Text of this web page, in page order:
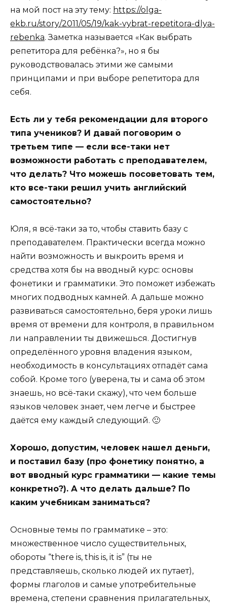
на мой пост на эту тему: https://olga-
ekb.ru/story/2011/05/19/kak-vybrat-repetitora-dlya-
rebenka. Заметка называется «Как выбрать
репетитора для ребёнка?», но я бы
руководствовалась этими же самыми
принципами и при выборе репетитора для
себя.
Есть ли у тебя рекомендации для второго
типа учеников? И давай поговорим о
третьем типе — если все-таки нет
возможности работать с преподавателем,
что делать? Что можешь посоветовать тем,
кто все-таки решил учить английский
самостоятельно?
Юля, я всё-таки за то, чтобы ставить базу с
преподавателем. Практически всегда можно
найти возможность и выкроить время и
средства хотя бы на вводный курс: основы
фонетики и грамматики. Это поможет избежать
многих подводных камней. А дальше можно
развиваться самостоятельно, беря уроки лишь
время от времени для контроля, в правильном
ли направлении ты движешься. Достигнув
определённого уровня владения языком,
необходимость в консультациях отпадёт сама
собой. Кроме того (уверена, ты и сама об этом
знаешь, но всё-таки скажу), что чем больше
языков человек знает, чем легче и быстрее
даётся ему каждый следующий. 🙂
Хорошо, допустим, человек нашел деньги,
и поставил базу (про фонетику понятно, а
вот вводный курс грамматики — какие темы
конкретно?). А что делать дальше? По
каким учебникам заниматься?
Основные темы по грамматике – это:
множественное число существительных,
обороты “there is, this is, it is” (ты не
представляешь, сколько людей их путает),
формы глаголов и самые употребительные
времена, степени сравнения прилагательных,